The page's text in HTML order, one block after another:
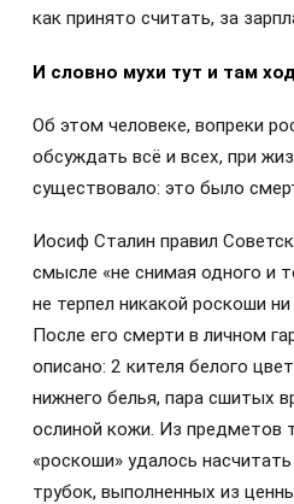
как принято считать, за
И словно мухи тут и там
Об этом человеке, вопреки
обсуждать всё и всех, при
существовало: это было
Иосиф Сталин правил
смысле «не снимая одного и
не терпел никакой роскоши
После его смерти в личном
описано: 2 кителя белого
нижнего белья, пара сшитых
ослиной кожи. Из предметов
«роскоши» удалось
трубок, выполненных из